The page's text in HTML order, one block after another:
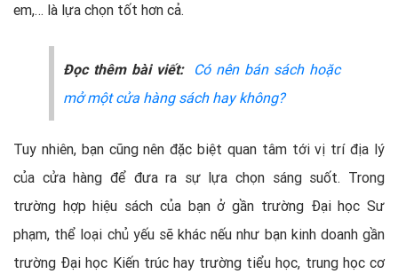
em,… là lựa chọn tốt hơn cả.
Đọc thêm bài viết: Có nên bán sách hoặc
mở một cửa hàng sách hay không?
Tuy nhiên, bạn cũng nên đặc biệt quan tâm tới vị trí địa lý
của cửa hàng để đưa ra sự lựa chọn sáng suốt. Trong
trường hợp hiệu sách của bạn ở gần trường Đại học Sư
phạm, thể loại chủ yếu sẽ khác nếu như bạn kinh doanh gần
trường Đại học Kiến trúc hay trường tiểu học, trung học cơ